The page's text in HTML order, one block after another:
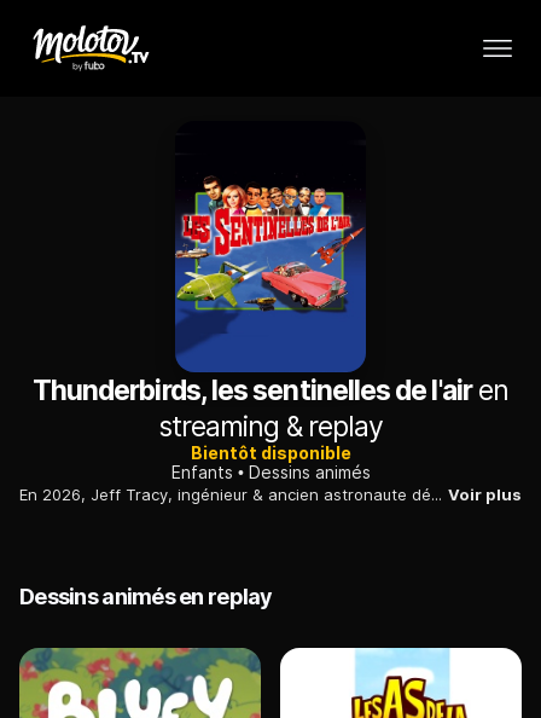
Thunderbirds, les sentinelles de l'airen
streaming & replay
Bientôt disponible
Enfants
Dessins animés
En 2026, Jeff Tracy, ingénieur & ancien astronaute décide de consacrer sa vie à la défense et à la sauvegarde de l'humanité. Aidé de ses enfants et de Lady Penelope, il met en place, une base secrète. Voir plus
Dessins animés en replay